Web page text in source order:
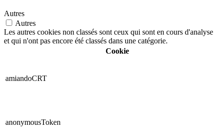
Autres
Autres
Les autres cookies non classés sont ceux qui sont en cours d'analyse
et qui n'ont pas encore été classés dans une catégorie.
Cookie
amiandoCRT
anonymousToken